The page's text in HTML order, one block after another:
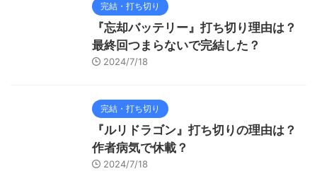
完結・打ち切り
『忘却バッテリー』打ち切り理由は？
最終回つまらないで完結した？
2024/7/18
完結・打ち切り
『ルリドラゴン』打ち切りの理由は？
作者病気で休載？
2024/7/18